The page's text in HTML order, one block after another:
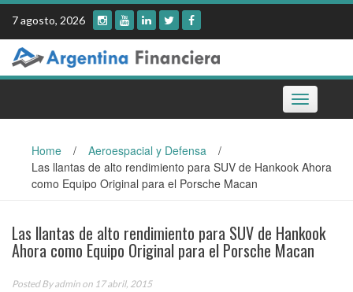
Skip
content
7 agosto, 2026
Toggle
navigation
Home / Aeroespacial y Defensa
/
Las llantas de alto rendimiento para SUV de Hankook Ahora
como Equipo Original para el Porsche Macan
Las llantas de alto rendimiento para SUV de Hankook
Ahora como Equipo Original para el Porsche Macan
Posted Byadmin on 17 abril, 2015